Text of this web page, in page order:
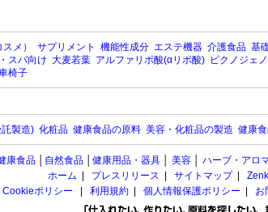
メ） サプリメント 機能性成分 エステ機器 介護食品 基
スパ向け 大麦若葉 アルファリポ酸(αリポ酸) ピクノジェ
椅子
製造) 化粧品 健康食品の原料 美容・化粧品の製造 健康
康食品 自然食品 健康用品・器具 美容 ハーブ・アロ
ホーム
プレスリリース サイトマップ|
Cookieポリシー
利用規約 個人情報保護ポリシー お